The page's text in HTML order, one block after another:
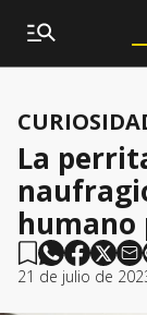
La
21 de julio de